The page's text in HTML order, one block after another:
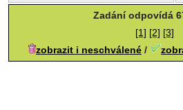
Zadání odpovídá
[1] [2] [3]
zobrazit i neschválené /